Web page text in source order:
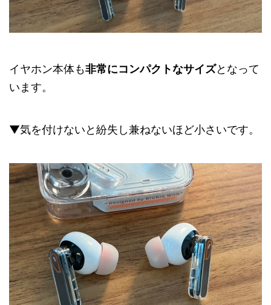
イヤホン本体も非常にコンパクトなサイズとなって
います。
▼気を付けないと紛失し兼ねないほど小さいです。